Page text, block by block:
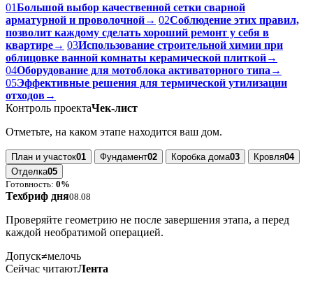
01Большой выбор качественной сетки сварной
арматурной и проволочной→ 02Соблюдение этих правил,
позволит каждому сделать хороший ремонт у себя в
квартире→ 03Использование строительной химии при
облицовке ванной комнаты керамической плиткой→
04Оборудование для мотоблока активаторного типа →
05Эффективные решения для термической утилизации
отходов→
Контроль проектаЧек-лист
Отметьте, на каком этапе находится ваш дом.
План и участок01 Фундамент02 Коробка дома03 Кровля04
Отделка05
Готовность: 0%
Техбриф дня08.08
Проверяйте геометрию не после завершения этапа, а перед
каждой необратимой операцией.
Допуск≠мелочь
Сейчас читаютЛента